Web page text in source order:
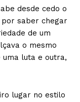
desde cedo o
saber chegar
de um
o mesmo
luta e outra,
lugar no estilo